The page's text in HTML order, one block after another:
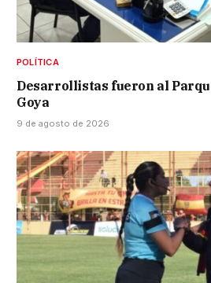
POLÍTICA
Desarrollistas fueron al
Goya
9 de agosto de 2026